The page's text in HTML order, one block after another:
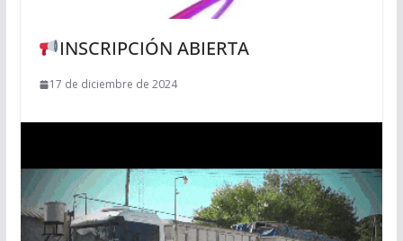
INSCRIPCIÓN ABIERTA
17 de diciembre de 2024